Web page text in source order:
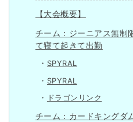
【大会概要】
チーム：ジーニアス無制
て寝て起きて出勤
SPYRAL
SPYRAL
ドラゴンリンク
チーム：カードキングダ